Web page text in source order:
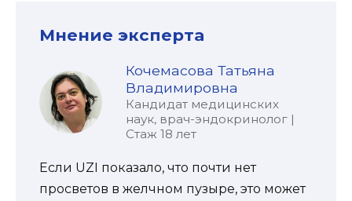
Мнение эксперта
Кочемасова Татьяна
Владимировна
Кандидат медицинских
наук, врач-эндокринолог |
Стаж 18 лет
Если UZI показало, что почти нет
просветов в желчном пузыре, это может